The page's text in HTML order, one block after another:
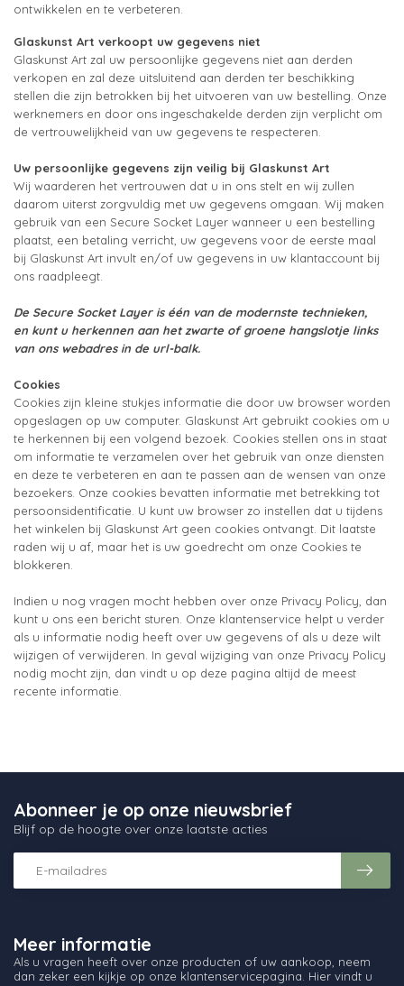
ontwikkelen en te verbeteren.
Glaskunst Art verkoopt uw gegevens niet
Glaskunst Art zal uw persoonlijke gegevens niet aan derden
verkopen en zal deze uitsluitend aan derden ter beschikking
stellen die zijn betrokken bij het uitvoeren van uw bestelling. Onze
werknemers en door ons ingeschakelde derden zijn verplicht om
de vertrouwelijkheid van uw gegevens te respecteren.
Uw persoonlijke gegevens zijn veilig bij Glaskunst Art
Wij waarderen het vertrouwen dat u in ons stelt en wij zullen
daarom uiterst zorgvuldig met uw gegevens omgaan. Wij maken
gebruik van een Secure Socket Layer wanneer u een bestelling
plaatst, een betaling verricht, uw gegevens voor de eerste maal
bij Glaskunst Art invult en/of uw gegevens in uw klantaccount bij
ons raadpleegt.
De Secure Socket Layer is één van de modernste technieken,
en kunt u herkennen aan het zwarte of groene hangslotje links
van ons webadres in de url-balk.
Cookies
Cookies zijn kleine stukjes informatie die door uw browser worden
opgeslagen op uw computer. Glaskunst Art gebruikt cookies om u
te herkennen bij een volgend bezoek. Cookies stellen ons in staat
om informatie te verzamelen over het gebruik van onze diensten
en deze te verbeteren en aan te passen aan de wensen van onze
bezoekers. Onze cookies bevatten informatie met betrekking tot
persoonsidentificatie. U kunt uw browser zo instellen dat u tijdens
het winkelen bij Glaskunst Art geen cookies ontvangt. Dit laatste
raden wij u af, maar het is uw goedrecht om onze Cookies te
blokkeren.
Indien u nog vragen mocht hebben over onze Privacy Policy, dan
kunt u ons een bericht sturen. Onze klantenservice helpt u verder
als u informatie nodig heeft over uw gegevens of als u deze wilt
wijzigen of verwijderen. In geval wijziging van onze Privacy Policy
nodig mocht zijn, dan vindt u op deze pagina altijd de meest
recente informatie.
Meer informatie
Als u vragen heeft over onze producten of uw aankoop, neem
dan zeker een kijkje op onze klantenservicepagina. Hier vindt u
Abonneer je op onze nieuwsbrief
Blijf op de hoogte over onze laatste acties